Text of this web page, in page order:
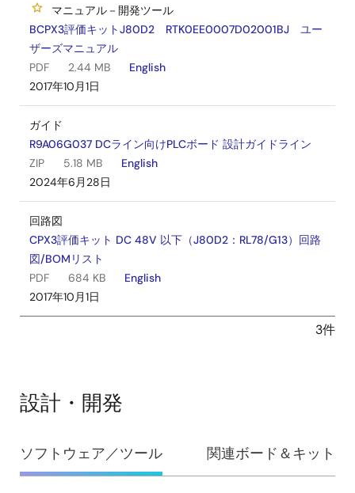
マニュアル－開発ツール
BCPX3評価キットJ80D2 RTK0EE0007D02001BJ ユー
ザーズマニュアル
PDF
2.44 MB
English
2017年10月1日
ガイド
R9A06G037 DCライン向けPLCボード 設計ガイドライン
ZIP
5.18 MB
English
2024年6月28日
回路図
CPX3評価キット DC 48V 以下（J80D2：RL78/G13）回路
図/BOMリスト
PDF
684 KB
English
2017年10月1日
3件
設計・開発
設
計・
ソフトウェア／ツール 関連ボード＆キット